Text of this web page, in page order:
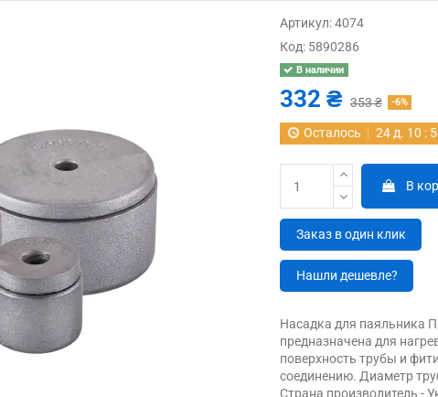
Артикул:4074
Код: 5890286
В наличии
332 ₴ 353 ₴ -6%
Осталось 24д. 10 :
В
Заказ в один клик
Нашли дешевле?
Насадка для паяльника
предназначена для
поверхность трубы и
соединению. Диаметр
Страна производитель -